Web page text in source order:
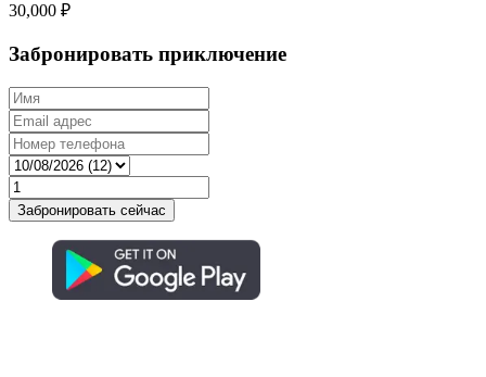
30,000 ₽
Забронировать приключение